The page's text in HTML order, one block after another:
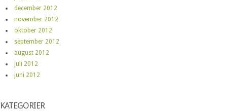
december 2012
november 2012
oktober 2012
september 2012
august 2012
juli 2012
juni 2012
KATEGORIER